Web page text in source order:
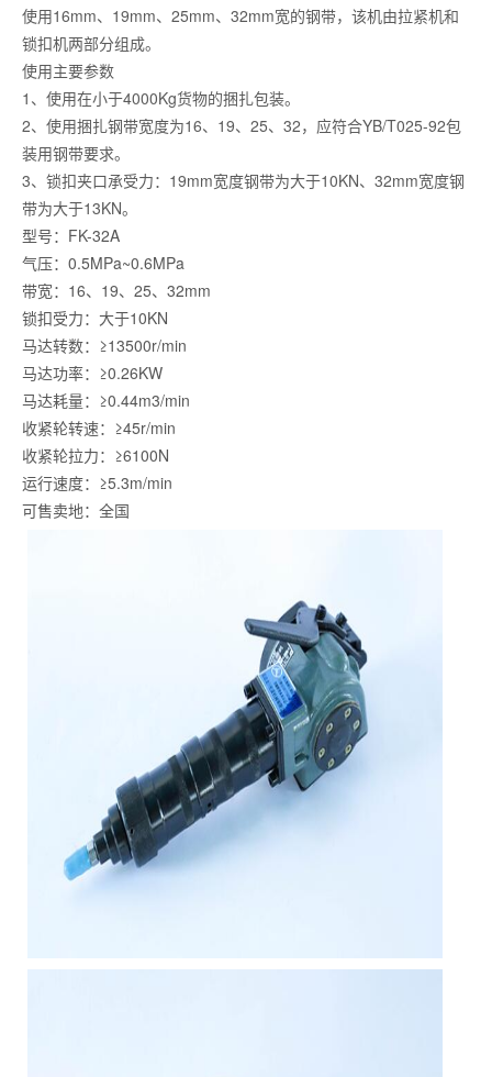
使用16mm、19mm、25mm、32mm宽的钢带，该机由拉紧机和
锁扣机两部分组成。
使用主要参数
1、使用在小于4000Kg货物的捆扎包装。
2、使用捆扎钢带宽度为16、19、25、32，应符合YB/T025-92包
装用钢带要求。
3、锁扣夹口承受力：19mm宽度钢带为大于10KN、32mm宽度钢
带为大于13KN。
型号：FK-32A
气压：0.5MPa~0.6MPa
带宽：16、19、25、32mm
锁扣受力：大于10KN
马达转数：≥13500r/min
马达功率：≥0.26KW
马达耗量：≥0.44m3/min
收紧轮转速：≥45r/min
收紧轮拉力：≥6100N
运行速度：≥5.3m/min
可售卖地：全国